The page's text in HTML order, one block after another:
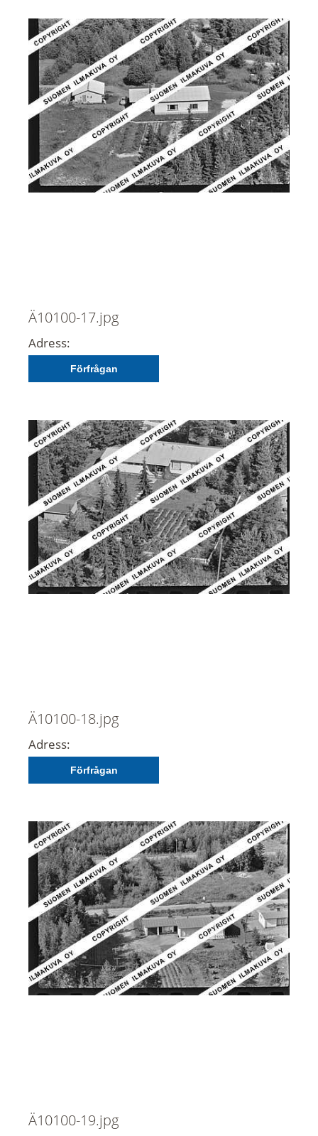
Ä10100-17.jpg
Adress:
Förfrågan
Ä10100-18.jpg
Adress:
Förfrågan
Ä10100-19.jpg